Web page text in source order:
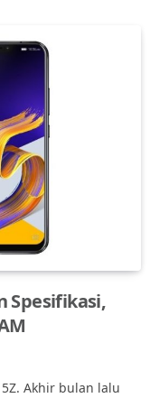
Spesifikasi,
5Z. Akhir bulan lalu